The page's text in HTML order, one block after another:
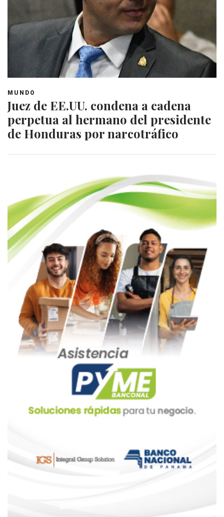
MUNDO
Juez de EE.UU. condena a cadena
perpetua al hermano del presidente
de Honduras por narcotráfico